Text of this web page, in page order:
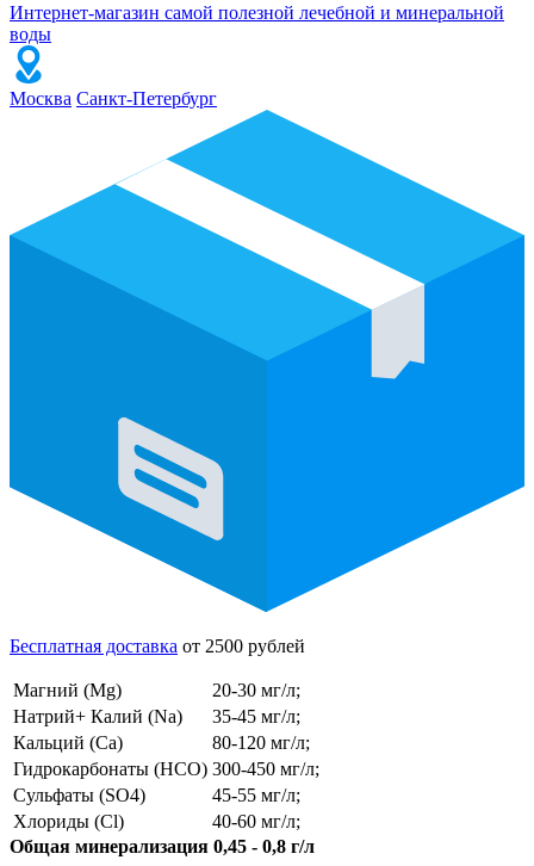
Интернет-магазин самой полезной лечебной и минеральной
воды
Москва Санкт-Петербург
Бесплатная доставка от 2500 рублей
Магний (Mg)
20-30 мг/л;
Натрий+ Калий (Na)
35-45 мг/л;
Кальций (Ca)
80-120 мг/л;
Гидрокарбонаты (HCO) 300-450 мг/л;
Сульфаты (SO4)
45-55 мг/л;
Хлориды (Cl)
40-60 мг/л;
Общая минерализация 0,45 - 0,8 г/л